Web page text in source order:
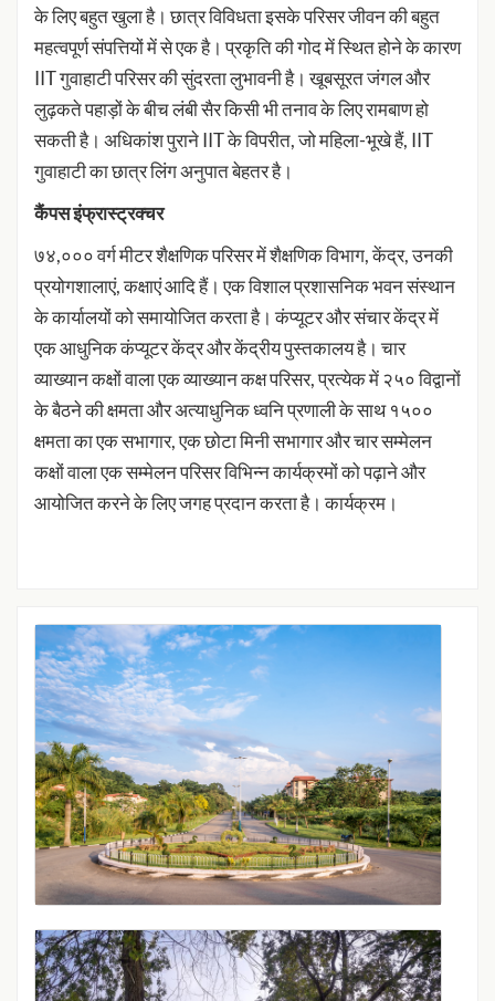
के लिए बहुत खुला है। छात्र विविधता इसके परिसर जीवन की बहुत
महत्वपूर्ण संपत्तियों में से एक है। प्रकृति की गोद में स्थित होने के कारण
IIT गुवाहाटी परिसर की सुंदरता लुभावनी है। खूबसूरत जंगल और
लुढ़कते पहाड़ों के बीच लंबी सैर किसी भी तनाव के लिए रामबाण हो
सकती है। अधिकांश पुराने IIT के विपरीत, जो महिला-भूखे हैं, IIT
गुवाहाटी का छात्र लिंग अनुपात बेहतर है।
कैंपस इंफ्रास्ट्रक्चर
७४,००० वर्ग मीटर शैक्षणिक परिसर में शैक्षणिक विभाग, केंद्र, उनकी
प्रयोगशालाएं, कक्षाएं आदि हैं। एक विशाल प्रशासनिक भवन संस्थान
के कार्यालयों को समायोजित करता है। कंप्यूटर और संचार केंद्र में
एक आधुनिक कंप्यूटर केंद्र और केंद्रीय पुस्तकालय है। चार
व्याख्यान कक्षों वाला एक व्याख्यान कक्ष परिसर, प्रत्येक में २५० विद्वानों
के बैठने की क्षमता और अत्याधुनिक ध्वनि प्रणाली के साथ १५००
क्षमता का एक सभागार, एक छोटा मिनी सभागार और चार सम्मेलन
कक्षों वाला एक सम्मेलन परिसर विभिन्न कार्यक्रमों को पढ़ाने और
आयोजित करने के लिए जगह प्रदान करता है। कार्यक्रम।